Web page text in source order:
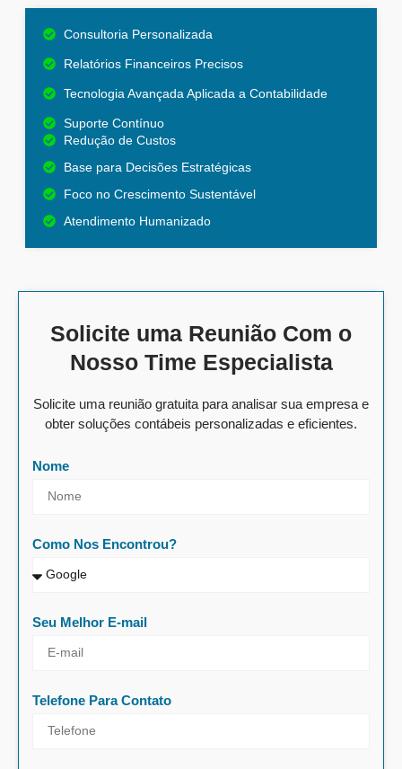
Consultoria Personalizada
Relatórios Financeiros Precisos
Tecnologia Avançada Aplicada a Contabilidade
Suporte Contínuo
Redução de Custos
Base para Decisões Estratégicas
Foco no Crescimento Sustentável
Atendimento Humanizado
Solicite uma Reunião Com o
Nosso Time Especialista
Solicite uma reunião gratuita para analisar sua empresa e
obter soluções contábeis personalizadas e eficientes.
Nome
Como Nos Encontrou?
Seu Melhor E-mail
Telefone Para Contato